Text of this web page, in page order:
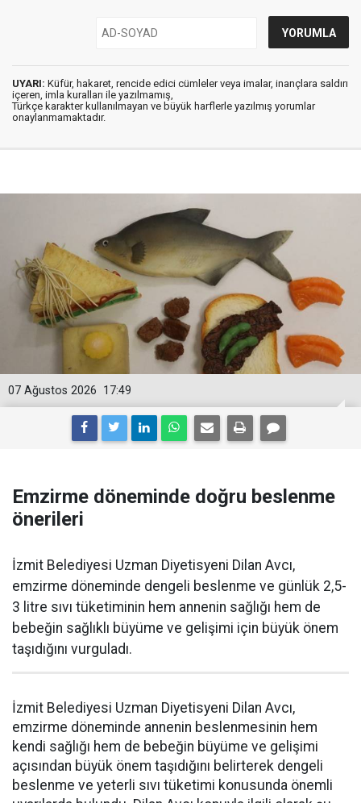
UYARI: Küfür, hakaret, rencide edici cümleler veya imalar, inançlara saldırı
içeren, imla kuralları ile yazılmamış,
Türkçe karakter kullanılmayan ve büyük harflerle yazılmış yorumlar
onaylanmamaktadır.
17:49
07 Ağustos 2026
Emzirme döneminde doğru beslenme
önerileri
İzmit Belediyesi Uzman Diyetisyeni Dilan Avcı,
emzirme döneminde dengeli beslenme ve günlük 2,5-
3 litre sıvı tüketiminin hem annenin sağlığı hem de
bebeğin sağlıklı büyüme ve gelişimi için büyük önem
taşıdığını vurguladı.
İzmit Belediyesi Uzman Diyetisyeni Dilan Avcı,
emzirme döneminde annenin beslenmesinin hem
kendi sağlığı hem de bebeğin büyüme ve gelişimi
açısından büyük önem taşıdığını belirterek dengeli
beslenme ve yeterli sıvı tüketimi konusunda önemli